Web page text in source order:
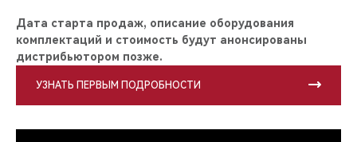
Дата старта продаж, описание оборудования
комплектаций и стоимость будут анонсированы
дистрибьютором позже.
УЗНАТЬ ПЕРВЫМ ПОДРОБНОСТИ